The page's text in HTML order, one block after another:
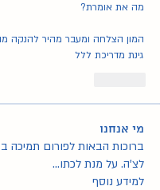
מה את אומרת?
המון הצלחה ומעבר מהיר להנקה
גינת מדריכת ללל
מי אנחנו
ברוכות הבאות לפורום תמיכה
לצ'ה. על מנת לכתו...
למידע נוסף